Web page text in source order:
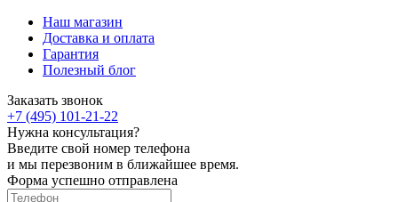
Наш магазин
Доставка и оплата
Гарантия
Полезный блог
Заказать звонок
+7 (495) 101-21-22
Нужна консультация?
Введите свой номер телефона
и мы перезвоним в ближайшее время.
Форма успешно отправлена